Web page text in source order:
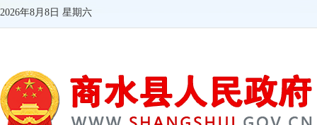
2026年8月8日 星期六